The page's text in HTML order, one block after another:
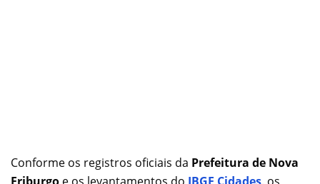
Conforme os registros oficiais da Prefeitura de Nova